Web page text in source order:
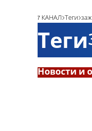
7 КАНАЛ Теги
Теги
Новости и